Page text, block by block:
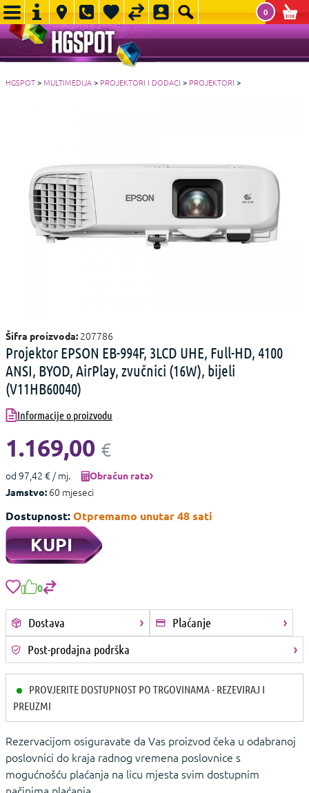
0
HGSPOT>MULTIMEDIJA> PROJEKTORI I DODACI > PROJEKTORI >
Šifra proizvoda: 207786
Projektor EPSON EB-994F, 3LCD UHE, Full-HD, 4100
ANSI, BYOD, AirPlay, zvučnici (16W), bijeli
(V11HB60040)
Informacije o proizvodu
1.169,00 €
od 97,42 € / mj.
Obračun rata
Jamstvo: 60 mjeseci
Dostupnost:Otpremamo unutar 48 sati
KUPI
0
Dostava
Plaćanje
Post-prodajna podrška
PROVJERITE DOSTUPNOST PO TRGOVINAMA - REZEVIRAJ I
PREUZMI
Rezervacijom osiguravate da Vas proizvod čeka u odabranoj
poslovnici do kraja radnog vremena poslovnice s
mogućnošću plaćanja na licu mjesta svim dostupnim